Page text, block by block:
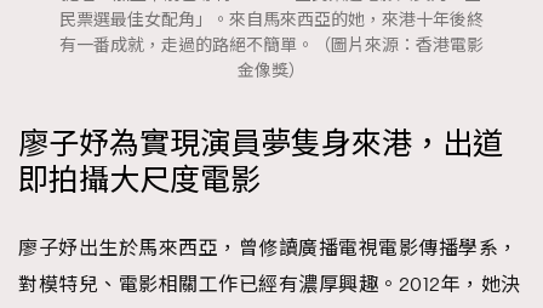
民票選最佳女配角」。來自馬來西亞的她，來港十年後終
有一番成就，走過的路絕不簡單。（圖片來源：香港電影
金像獎）
廖子妤為實現演員夢隻身來港，出道
即拍攝大尺度電影
廖子妤出生於馬來西亞，曾修讀廣播電視電影傳播學系，
對模特兒、電影相關工作已經有濃厚興趣。2012年，她決